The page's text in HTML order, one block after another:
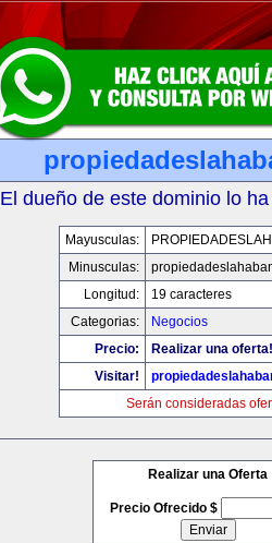
El dueño de este dominio lo
Mayusculas:
Minusculas:
Longitud:
19 caracteres
Categorias:
Negocios
Precio:
Realizar una oferta!
Visitar!
Serán consideradas
Realizar una Oferta
Precio Ofrecido $